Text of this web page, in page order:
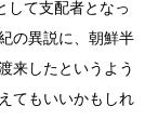
して支配者となっ
の異説に、朝鮮半
来したというよう
てもいいかもしれ